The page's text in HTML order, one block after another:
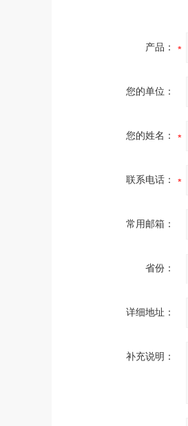
产品：
您的单位：
您的姓名：
联系电话：
常用邮箱：
省份：
详细地址：
补充说明：